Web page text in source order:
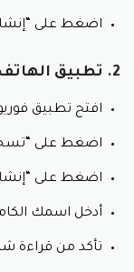
اضغط على
2. تطبيق الهاتف المحمول:
افتح تطبيق
اضغط على
اضغط على
أدخل اسمك
تأكد من قراءة